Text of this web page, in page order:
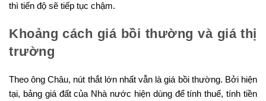
thì tiến độ sẽ tiếp tục chậm.
Khoảng cách giá bồi thường và giá thị
trường
Theo ông Châu, nút thắt lớn nhất vẫn là giá bồi thường. Bởi hiện
tại, bảng giá đất của Nhà nước hiện dùng để tính thuế, tính tiền